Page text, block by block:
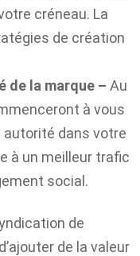
créneau. La
de création
de la marque – Au
à vous
dans votre
à un meilleur trafic
social.
de
de la valeur